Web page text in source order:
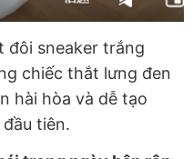
đôi sneaker trắng
chiếc thắt lưng đen
hài hòa và dễ tạo
tiên.